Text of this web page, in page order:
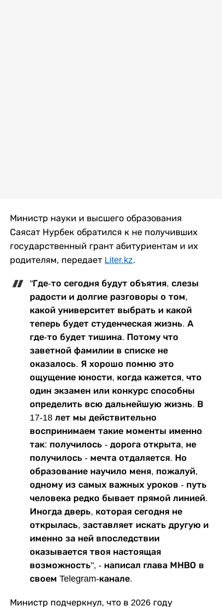
Министр науки и высшего образования
Саясат Нурбек обратился к не получивших
государственный грант абитуриентам и их
родителям, передает Liter.kz.
"Где-то сегодня будут объятия, слезы
радости и долгие разговоры о том,
какой университет выбрать и какой
теперь будет студенческая жизнь. А
где-то будет тишина. Потому что
заветной фамилии в списке не
оказалось. Я хорошо помню это
ощущение юности, когда кажется, что
один экзамен или конкурс способны
определить всю дальнейшую жизнь. В
17-18 лет мы действительно
воспринимаем такие моменты именно
так: получилось - дорога открыта, не
получилось - мечта отдаляется. Но
образование научило меня, пожалуй,
одному из самых важных уроков - путь
человека редко бывает прямой линией.
Иногда дверь, которая сегодня не
открылась, заставляет искать другую и
именно за ней впоследствии
оказывается твоя настоящая
возможность", - написал глава МНВО в
своем Telegram-канале.
Министр подчеркнул, что в 2026 году